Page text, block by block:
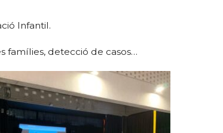
Infantil.
famílies, detecció de casos…